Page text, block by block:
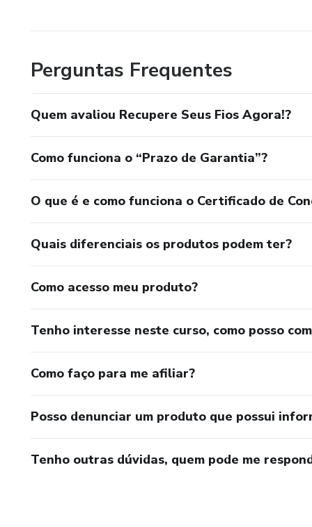
Perguntas Frequentes
Quem avaliou Recupere Seus Fios Agora!?
Como funciona o “Prazo de Garantia”?
O que é e como funciona o Certificado de
Quais diferenciais os produtos podem ter?
Como acesso meu produto?
Tenho interesse neste curso, como posso
Como faço para me afiliar?
Posso denunciar um produto que possui
Tenho outras dúvidas, quem pode me